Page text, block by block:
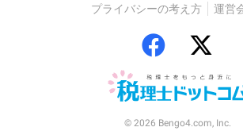
プライバシーの考え方
運営
© 2026 Bengo4.com, Inc.